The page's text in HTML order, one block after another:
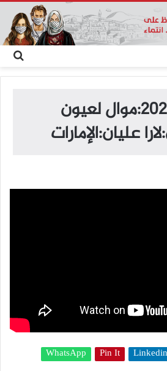
عن
انتماء2020:موال لعيون
عليان:الإمارات
Linkedin
Pin It
WhatsApp